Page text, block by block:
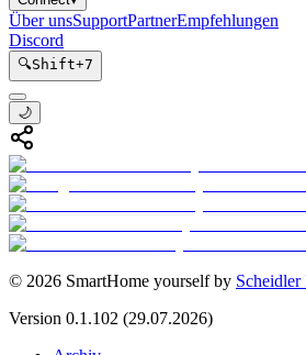
Über unsSupportPartnerEmpfehlungen
Discord
🔍Shift+7
🌙
© 2026 SmartHome yourself by
Version 0.1.102 (29.07.2026)